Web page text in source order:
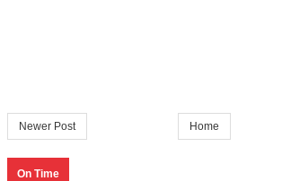
Newer Post Home
On Time